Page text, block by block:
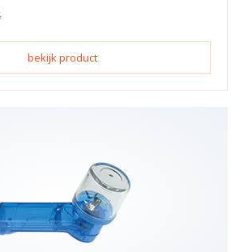
bekijk product